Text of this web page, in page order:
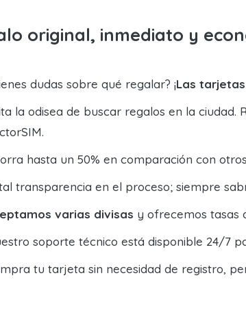
original, inmediato y
dudas sobre qué regalar? ¡Las
la odisea de buscar regalos en la ciudad.
hasta un 50% en comparación con
transparencia en el proceso; siempre
varias divisas y ofrecemos tasas
soporte técnico está disponible 24/7
tu tarjeta sin necesidad de registro,